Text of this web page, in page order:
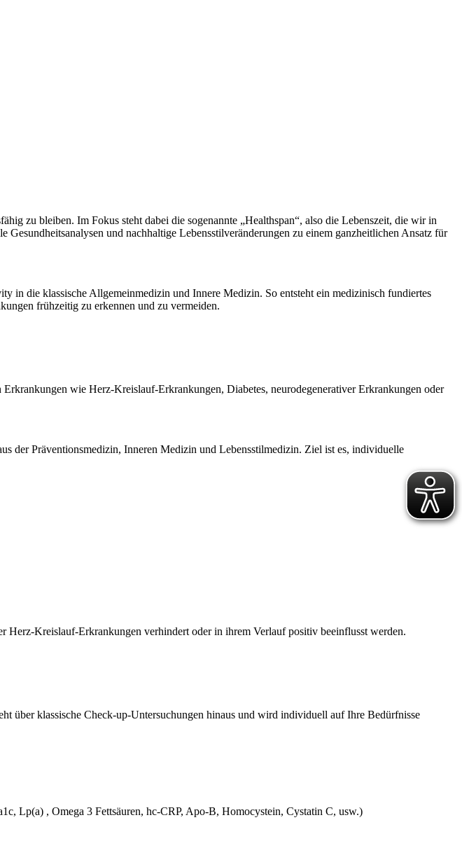
zu bleiben. Im Fokus steht dabei die sogenannte „Healthspan“, also die Lebenszeit, die wir in
und nachhaltige Lebensstilveränderungen zu einem ganzheitlichen Ansatz für
die klassische Allgemeinmedizin und Innere Medizin. So entsteht ein medizinisch fundiertes
frühzeitig zu erkennen und zu vermeiden.
wie Herz-Kreislauf-Erkrankungen, Diabetes, neurodegenerativer Erkrankungen oder
der Präventionsmedizin, Inneren Medizin und Lebensstilmedizin. Ziel ist es, individuelle
Kreislauf-Erkrankungen verhindert oder in ihrem Verlauf positiv beeinflusst werden.
über klassische Check-up-Untersuchungen hinaus und wird individuell auf Ihre Bedürfnisse
Lp(a) , Omega 3 Fettsäuren, hc-CRP, Apo-B, Homocystein, Cystatin C, usw.)